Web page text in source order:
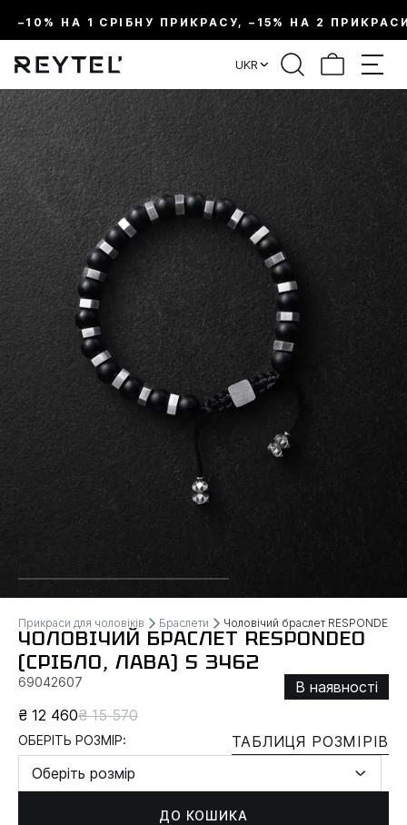
–10% НА 1 СРІБНУ ПРИКРАСУ, –15% НА 2
UKR
Прикраси для чоловіків Браслети Чоловічий браслет RESPONDEO
ЧОЛОВІЧИЙ БРАСЛЕТ RESPONDEO
(СРІБЛО, ЛАВА) S 3462
69042607
В наявності
₴ 12 460₴ 15 570
ОБЕРІТЬ РОЗМІР:
ТАБЛИЦЯ РОЗМІРІВ
Оберіть розмір
ДО КОШИКА